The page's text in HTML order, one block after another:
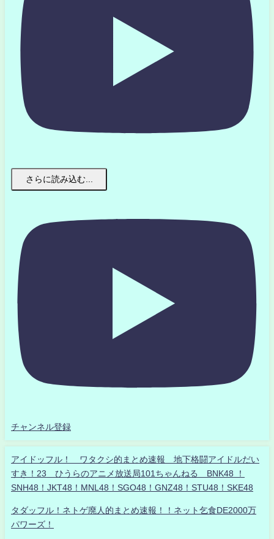
さらに読み込む...
チャンネル登録
アイドッフル！ ワタクシ的まとめ速報 地下格闘アイドルだい
すき！23 ひうらのアニメ放送局101ちゃんねる BNK48 ！
SNH48！JKT48！MNL48！SGO48！GNZ48！STU48！SKE48
タダッフル！ネトゲ廃人的まとめ速報！！ネット乞食DE2000万
パワーズ！